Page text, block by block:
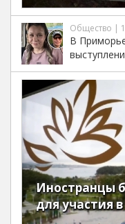
Общество |
В
Иностранцы
для участия